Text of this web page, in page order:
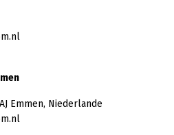
Emmen, Niederlande